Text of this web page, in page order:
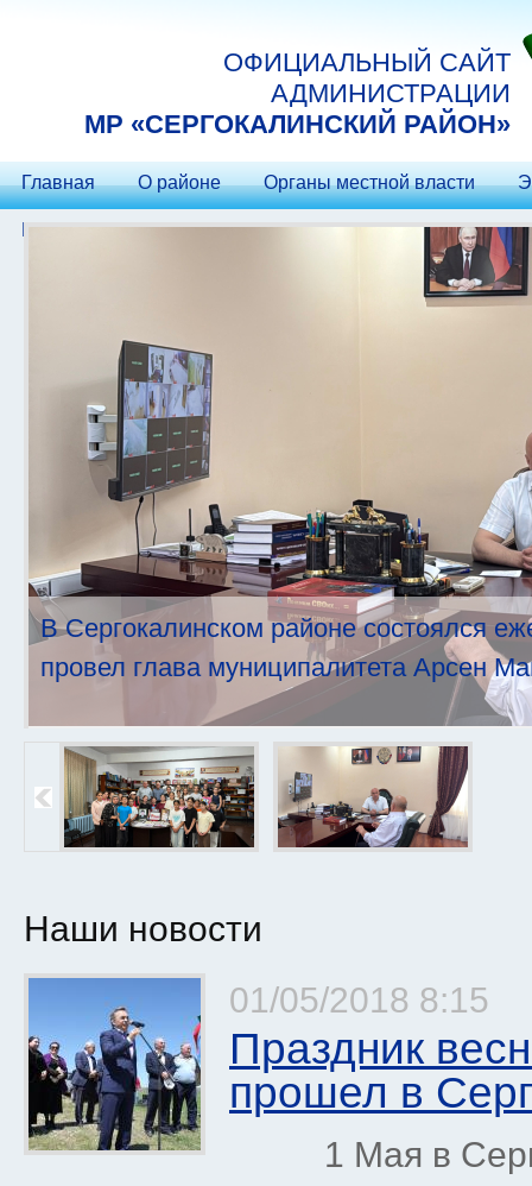
ОФИЦИАЛЬНЫЙ САЙТ
АДМИНИСТРАЦИИ
МP «СЕРГОКАЛИНСКИЙ РАЙОН»
Главная О районе Органы местной власти
Контакты Гостеприимство
В Сергокалинском районе состоялся
провел глава муниципалитета Арсен
Наши новости
01/05/2018 8:15
Праздник
прошел в
1 Мая в
Страницы